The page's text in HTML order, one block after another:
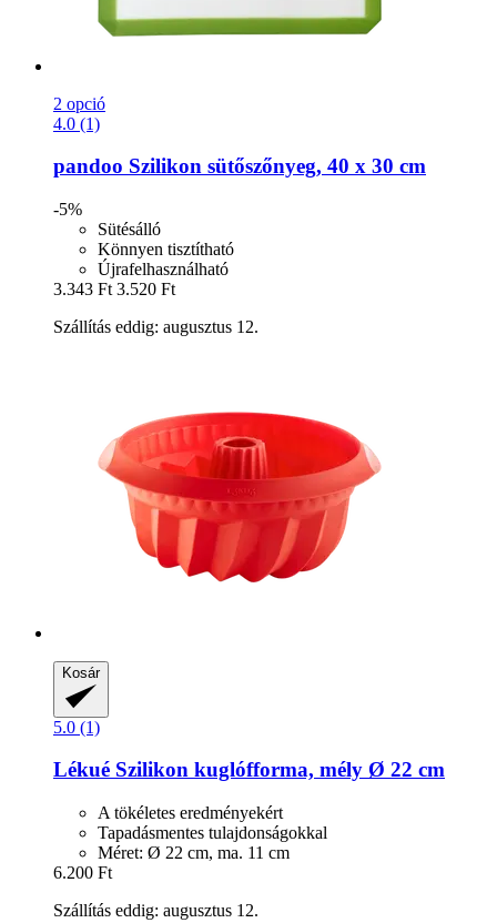
2 opció
4.0 (1)
pandoo Szilikon sütőszőnyeg, 40 x 30 cm
-5%
Sütésálló
Könnyen tisztítható
Újrafelhasználható
3.343 Ft 3.520 Ft
Szállítás eddig: augusztus 12.
Kosár
5.0 (1)
Lékué Szilikon kuglófforma, mély Ø 22 cm
A tökéletes eredményekért
Tapadásmentes tulajdonságokkal
Méret: Ø 22 cm, ma. 11 cm
6.200 Ft
Szállítás eddig: augusztus 12.